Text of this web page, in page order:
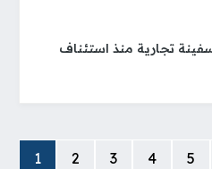
تغيير مسار 44 سفينة تجارية منذ استئناف
1 2 3 4 5